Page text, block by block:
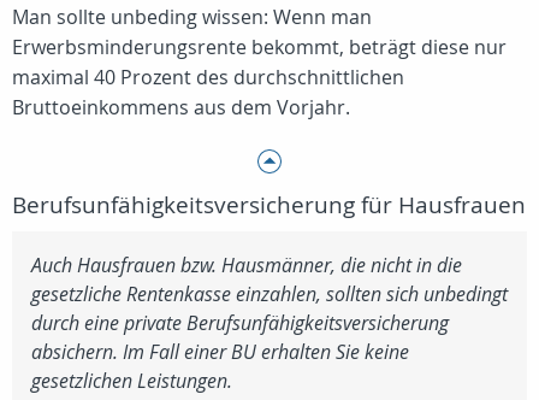
Man sollte unbeding wissen: Wenn man
Erwerbsminderungsrente bekommt, beträgt diese nur
maximal 40 Prozent des durchschnittlichen
Bruttoeinkommens aus dem Vorjahr.
Berufsunfähigkeitsversicherung für Hausfrauen
Auch Hausfrauen bzw. Hausmänner, die nicht in die
gesetzliche Rentenkasse einzahlen, sollten sich unbedingt
durch eine private Berufsunfähigkeitsversicherung
absichern. Im Fall einer BU erhalten Sie keine
gesetzlichen Leistungen.